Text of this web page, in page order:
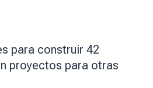
para construir 42
proyectos para otras